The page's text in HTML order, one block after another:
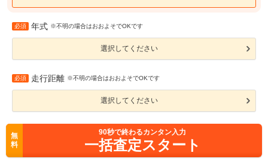
必須 年式 ※不明の場合はおおよそでOKです
選択してください
必須 走行距離 ※不明の場合はおおよそでOKです
選択してください
無
料
90秒で終わるカンタン入力
一括査定スタート